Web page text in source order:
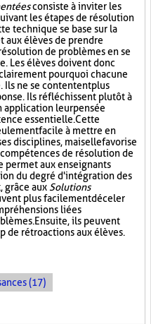
consiste à inviter les
les étapes de résolution
technique se base sur la
élèves de prendre
de problèmes en se
Les élèves doivent donc
pourquoi chacune
Ils ne se contentent plus
Ils réfléchissent plutôt à
leur pensée
essentielle. Cette
facile à mettre en
disciplines, mais elle favorise
de résolution de
permet aux enseignants
du degré d'intégration des
grâce aux Solutions
plus facilement déceler
liées
Ensuite, ils peuvent
de rétroactions aux élèves.
(17)